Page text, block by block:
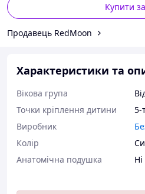
Купити
Продавець RedMoon
Характеристики та
Вікова група
Точки кріплення дитини
5-
Виробник
Колір
Анатомічна подушка
Ні